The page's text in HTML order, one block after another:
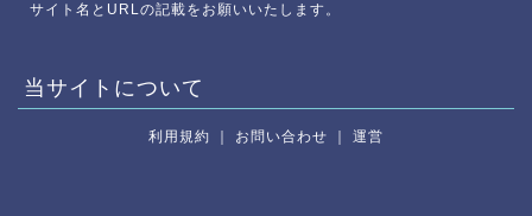
サイト名とURLの記載をお願いいたします。
当サイトについて
利用規約 お問い合わせ 運営